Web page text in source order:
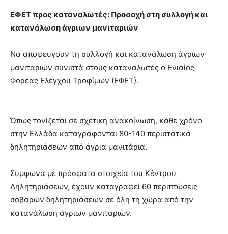
ΕΦΕΤ προς καταναλωτές: Προσοχή στη συλλογή και
κατανάλωση άγριων μανιταριών
Να αποφεύγουν τη συλλογή και κατανάλωση άγριων
μανιταριών συνιστά στους καταναλωτές ο Ενιαίος
Φορέας Ελέγχου Τροφίμων (ΕΦΕΤ).
Όπως τονίζεται σε σχετική ανακοίνωση, κάθε χρόνο
στην Ελλάδα καταγράφονται 80-140 περιστατικά
δηλητηριάσεων από άγρια μανιτάρια.
Σύμφωνα με πρόσφατα στοιχεία του Κέντρου
Δηλητηριάσεων, έχουν καταγραφεί 60 περιπτώσεις
σοβαρών δηλητηριάσεων σε όλη τη χώρα από την
κατανάλωση άγριων μανιταριών.